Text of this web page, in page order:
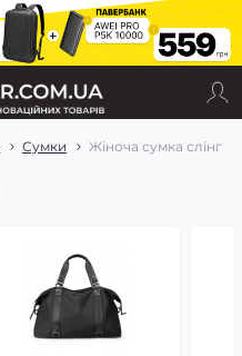
Сумки Жіноча сумка слінг